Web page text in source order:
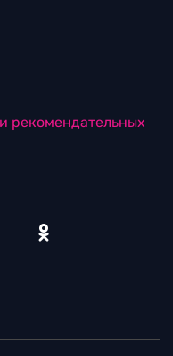
рекомендательных